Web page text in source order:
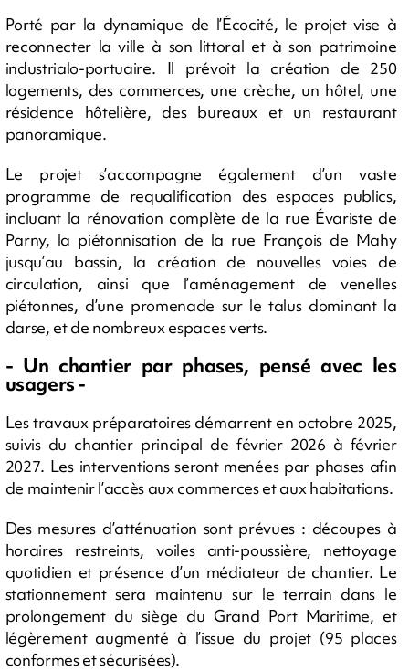
Porté par la dynamique de l’Écocité, le projet vise à
reconnecter la ville à son littoral et à son patrimoine
industrialo-portuaire. Il prévoit la création de 250
logements, des commerces, une crèche, un hôtel, une
résidence hôtelière, des bureaux et un restaurant
panoramique.
Le projet s’accompagne également d’un vaste
programme de requalification des espaces publics,
incluant la rénovation complète de la rue Évariste de
Parny, la piétonnisation de la rue François de Mahy
jusqu’au bassin, la création de nouvelles voies de
circulation, ainsi que l’aménagement de venelles
piétonnes, d’une promenade sur le talus dominant la
darse, et de nombreux espaces verts.
- Un chantier par phases, pensé avec les
usagers -
Les travaux préparatoires démarrent en octobre 2025,
suivis du chantier principal de février 2026 à février
2027. Les interventions seront menées par phases afin
de maintenir l’accès aux commerces et aux habitations.
Des mesures d’atténuation sont prévues : découpes à
horaires restreints, voiles anti-poussière, nettoyage
quotidien et présence d’un médiateur de chantier. Le
stationnement sera maintenu sur le terrain dans le
prolongement du siège du Grand Port Maritime, et
légèrement augmenté à l’issue du projet (95 places
conformes et sécurisées).